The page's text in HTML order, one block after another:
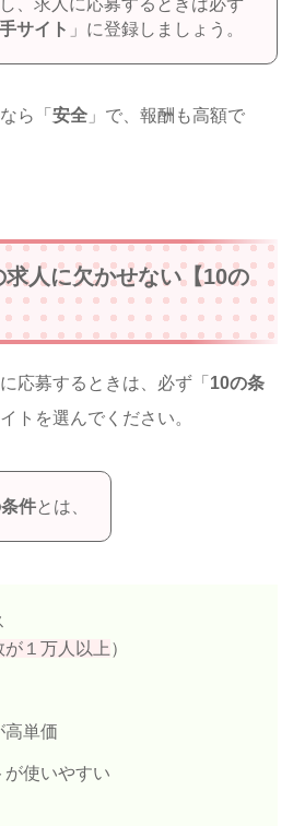
サイト 」に登録しましょう。
ら「 安全」で、報酬も高額で
人に欠かせない【10の
応募するときは、必ず「 10の条
トを選んでください。
件とは、
１万人以上 ）
高単価
が使いやすい